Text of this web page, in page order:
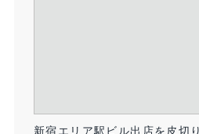
新宿エリア駅ビル出店を皮切